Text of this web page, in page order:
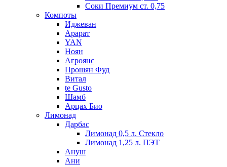
Соки Премиум ст. 0,75
Компоты
Иджеван
Арарат
YAN
Ноян
Агроянс
Прошян Фуд
Витал
te Gusto
Шамб
Арцах Био
Лимонад
Дарбас
Лимонад 0,5 л. Стекло
Лимонад 1,25 л. ПЭТ
Ануш
Ани